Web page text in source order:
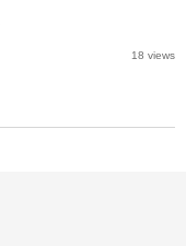
18 views